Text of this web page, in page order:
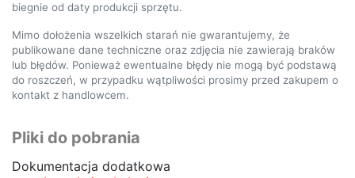
biegnie od daty produkcji sprzętu.
Mimo dołożenia wszelkich starań nie gwarantujemy, że
publikowane dane techniczne oraz zdjęcia nie zawierają braków
lub błędów. Ponieważ ewentualne błędy nie mogą być podstawą
do roszczeń, w przypadku wątpliwości prosimy przed zakupem o
kontakt z handlowcem.
Pliki do pobrania
Dokumentacja dodatkowa